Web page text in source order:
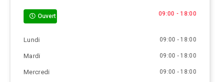
Ouvert 09:00 - 18:00
Lundi 09:00 - 18:00
Mardi 09:00 - 18:00
Mercredi 09:00 - 18:00